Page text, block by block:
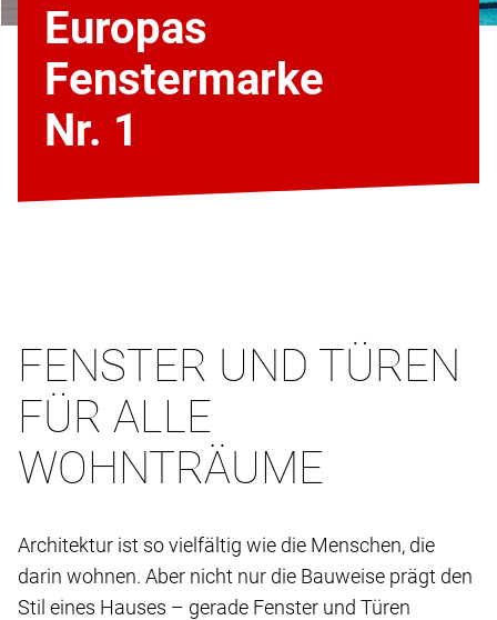
Europas
Fenstermarke
Nr. 1
FENSTER UND TÜREN
FÜR ALLE
WOHNTRÄUME
Architektur ist so vielfältig wie die Menschen, die
darin wohnen. Aber nicht nur die Bauweise prägt den
Stil eines Hauses – gerade Fenster und Türen